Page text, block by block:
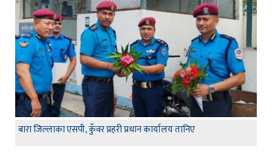
बारा जिल्लाका एसपी, कुँवर प्रहरी प्रधान कार्यालय तानिए